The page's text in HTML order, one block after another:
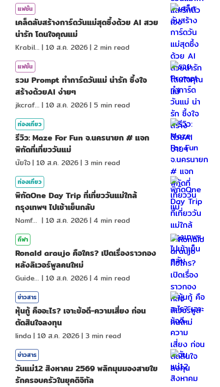
แฟชั่น
เคล็ดลับสร้างการ์ดวันแม่สุดซึ้งด้วย AI สวย
น่ารัก โดนใจคุณแม่
KrabiInsight | 10 ส.ค. 2026| 2 min read
แฟชั่น
รวม Prompt ทำการ์ดวันแม่ น่ารัก ซึ้งใจ
สร้างด้วยAI ง่ายๆ
jkcraf98 | 10 ส.ค. 2026| 5 min read
ท่องเที่ยว
รีวิว: Maze For Fun จ.นครนายก # แจก
พิกัดที่เที่ยววันแม่
นัยใจ| 10 ส.ค. 2026| 3 min read
ท่องเที่ยว
พิกัดOne Day Trip ที่เที่ยววันแม่ใกล้
กรุงเทพฯ ไปเช้าเย็นกลับ
NamfahPhupha | 10 ส.ค. 2026| 4 min read
กีฬา
Ronald araujo คือใคร? เปิดเรื่องราวกอง
หลังลิเวอร์พูลคนใหม่
GuideKop | 10 ส.ค. 2026| 4 min read
ข่าวสาร
หุ้นกู้ คืออะไร? เจาะข้อดี-ความเสี่ยง ก่อน
ตัดสินใจลงทุน
linda | 10 ส.ค. 2026| 3 min read
ข่าวสาร
วันแม่12 สิงหาคม 2569 พลิกมุมมองสายใย
รักครอบครัวในยุคดิจิทัล